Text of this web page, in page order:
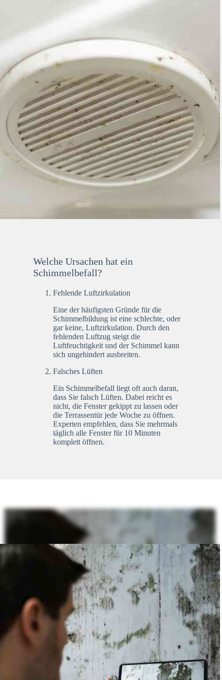
Welche Ursachen hat ein
Schimmelbefall?
Fehlende Luftzirkulation
Eine der häufigsten Gründe für die
Schimmelbildung ist eine schlechte, oder
gar keine, Luftzirkulation. Durch den
fehlenden Luftzug steigt die
Luftfeuchtigkeit und der Schimmel kann
sich ungehindert ausbreiten.
Falsches Lüften
Ein Schimmelbefall liegt oft auch daran,
dass Sie falsch Lüften. Dabei reicht es
nicht, die Fenster gekippt zu lassen oder
die Terrassentür jede Woche zu öffnen.
Experten empfehlen, dass Sie mehrmals
täglich alle Fenster für 10 Minuten
komplett öffnen.